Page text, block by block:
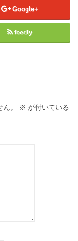
Google+
feedly
。 ※ が付いている